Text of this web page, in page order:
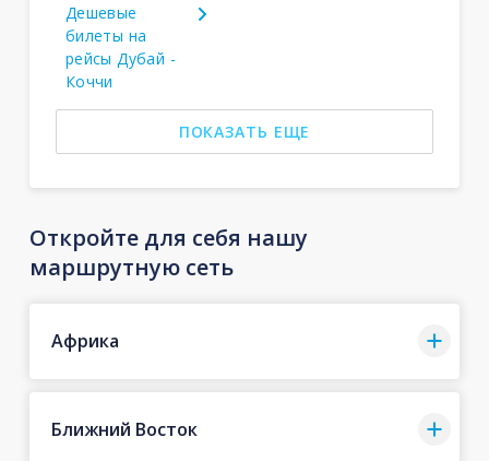
Дешевые
билеты на
рейсы Дубай -
Коччи
ПОКАЗАТЬ ЕЩЕ
Откройте для себя нашу
маршрутную сеть
Африка
Ближний Восток